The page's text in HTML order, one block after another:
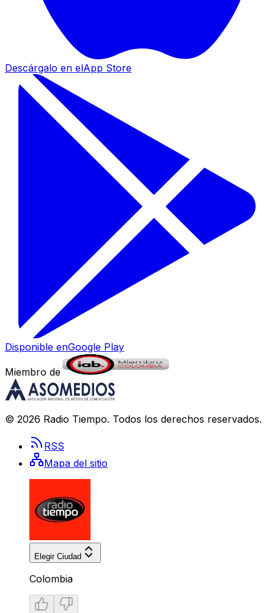
Descárgalo en elApp Store
Disponible enGoogle Play
Miembro de
© 2026 Radio Tiempo. Todos los derechos reservados.
RSS
Mapa del sitio
Elegir Ciudad
Colombia